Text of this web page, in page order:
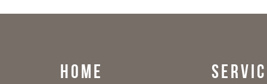
HOME